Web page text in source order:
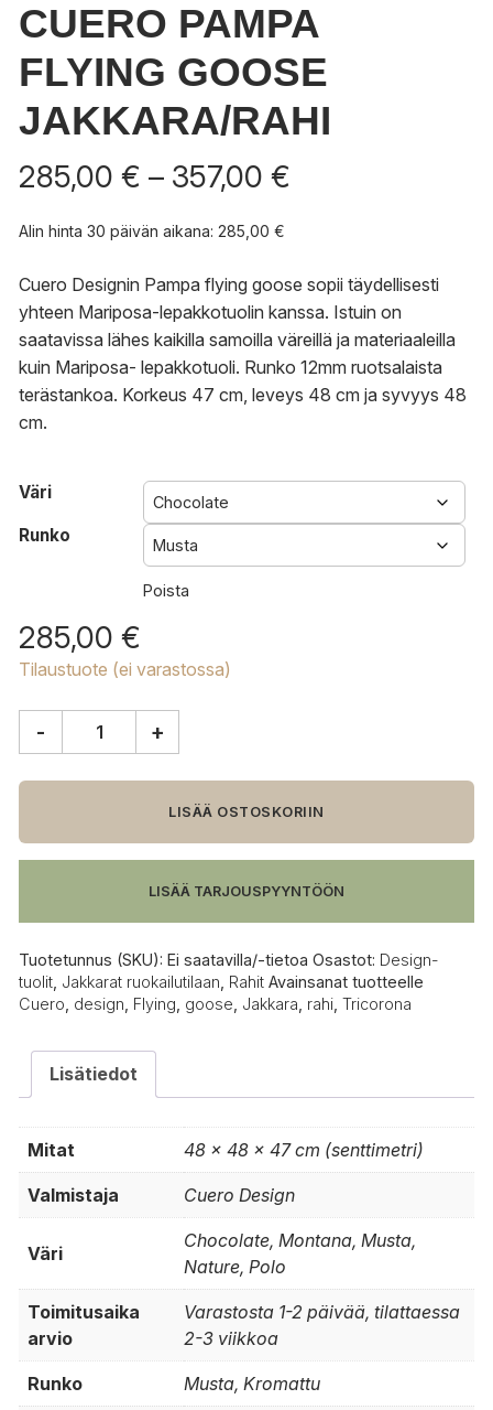
CUERO PAMPA
FLYING GOOSE
JAKKARA/RAHI
285,00 € – 357,00 €
Alin hinta 30 päivän aikana: 285,00 €
Cuero Designin Pampa flying goose sopii täydellisesti
yhteen Mariposa-lepakkotuolin kanssa. Istuin on
saatavissa lähes kaikilla samoilla väreillä ja materiaaleilla
kuin Mariposa- lepakkotuoli. Runko 12mm ruotsalaista
terästankoa. Korkeus 47 cm, leveys 48 cm ja syvyys 48
cm.
Väri
Runko
Poista
285,00 €
Tilaustuote (ei varastossa)
Flying
jakkara/rahi
määrä
- +
LISÄÄ OSTOSKORIIN
LISÄÄ TARJOUSPYYNTÖÖN
Tuotetunnus (SKU): Ei saatavilla/-tietoa Osastot: Design-
tuolit Jakkarat ruokailutilaan Rahit Avainsanat tuotteelle
Cuero design Flying goose Jakkara rahi Tricorona
Lisätiedot
Mitat 48 × 48 × 47 cm (senttimetri)
Valmistaja Cuero Design
Väri
Chocolate, Montana, Musta,
Nature, Polo
Toimitusaika
arvio
Varastosta 1-2 päivää, tilattaessa
2-3 viikkoa
Runko Musta, Kromattu